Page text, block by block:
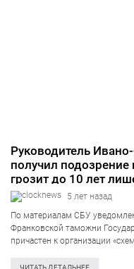
Руководитель
получил
грозит до 10 лет
5 лет назад
По материалам СБУ
Франковской таможни
причастен к организации
этого, подозрение в
ЧИТАТЬ ДЕТАЛЬНЕЕ